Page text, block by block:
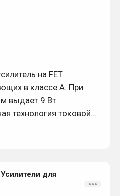
на FET
в классе А. При
выдает 9 Вт
технология токовой
связи.
Усилители для